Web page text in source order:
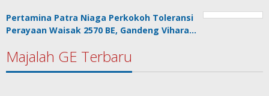
Pertamina Patra Niaga Perkokoh Toleransi
Perayaan Waisak 2570 BE, Gandeng Vihara…
Majalah GE Terbaru